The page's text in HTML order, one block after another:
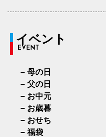
イベント
EVENT
母の日
父の日
お中元
お歳暮
おせち
福袋